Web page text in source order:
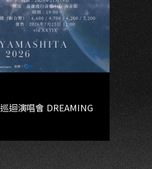
迴演唱會 DREAMING